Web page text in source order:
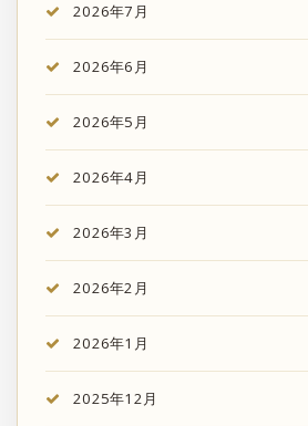
2026年7月
2026年6月
2026年5月
2026年4月
2026年3月
2026年2月
2026年1月
2025年12月